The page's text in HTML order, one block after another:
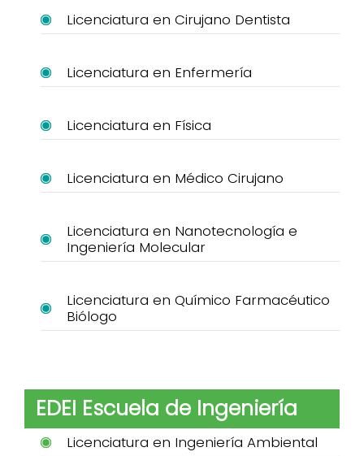
Licenciatura en Cirujano Dentista
Licenciatura en Enfermería
Licenciatura en Física
Licenciatura en Médico Cirujano
Licenciatura en Nanotecnología e
Ingeniería Molecular
Licenciatura en Químico Farmacéutico
Biólogo
EDEI Escuela de Ingeniería
Licenciatura en Ingeniería Ambiental